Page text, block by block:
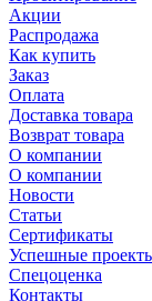
Акции
Распродажа
Как купить
Заказ
Оплата
Доставка товара
Возврат товара
О компании
О компании
Новости
Статьи
Сертификаты
Успешные
Спецоценка
Контакты